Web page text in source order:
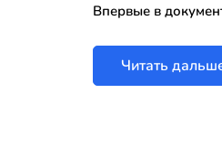
Впервые в
Читать